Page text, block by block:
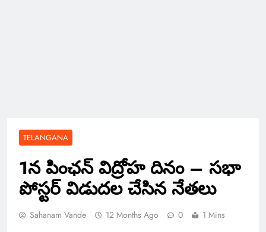
TELANGANA
1న పింఛన్ విద్రోహ దినం – సభా
పోస్టర్ విడుదల చేసిన నేతలు
Sahanam Vande 12 Months Ago 0 1 Mins